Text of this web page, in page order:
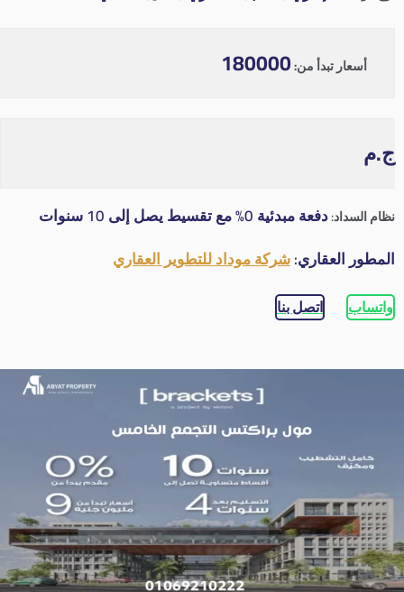
أسعار تبدأ من:180000
ج.م
نظام السداد:دفعة مبدئية 0% مع تقسيط يصل إلى 10 سنوات
المطور العقاري:شركة موداد للتطوير العقاري
واتساب اتصل بنا